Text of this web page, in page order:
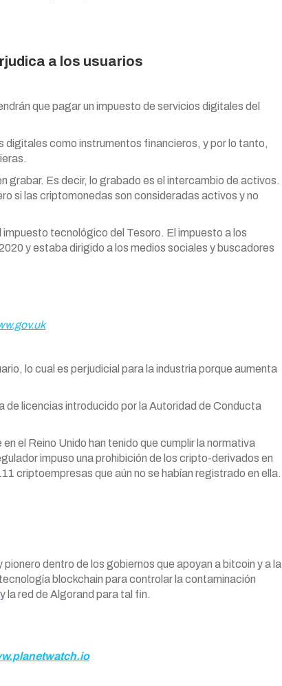
a los usuarios
que pagar un impuesto de servicios digitales del
digitales como instrumentos financieros, y por lo tanto,
grabar. Es decir, lo grabado es el intercambio de activos.
si las criptomonedas son consideradas activos y no
tecnológico del Tesoro. El impuesto a los
y estaba dirigido a los medios sociales y buscadores
lo cual es perjudicial para la industria porque aumenta
de licencias introducido por la Autoridad de Conducta
el Reino Unido han tenido que cumplir la normativa
impuso una prohibición de los cripto-derivados en
criptoempresas que aún no se habían registrado en ella.
dentro de los gobiernos que apoyan a bitcoin y a la
blockchain para controlar la contaminación
y la red de Algorand para tal fin.